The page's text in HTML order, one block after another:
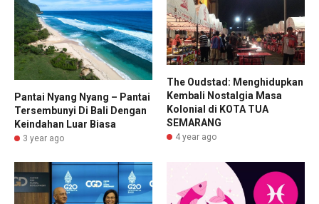
Pantai Nyang Nyang – Pantai
Tersembunyi Di Bali Dengan
Keindahan Luar Biasa
3 year ago
The Oudstad: Menghidupkan
Kembali Nostalgia Masa
Kolonial di KOTA TUA
SEMARANG
4 year ago